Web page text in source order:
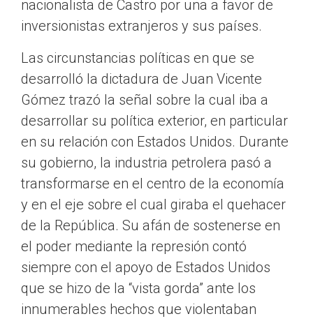
nacionalista de Castro por una a favor de
inversionistas extranjeros y sus países.
Las circunstancias políticas en que se
desarrolló la dictadura de Juan Vicente
Gómez trazó la señal sobre la cual iba a
desarrollar su política exterior, en particular
en su relación con Estados Unidos. Durante
su gobierno, la industria petrolera pasó a
transformarse en el centro de la economía
y en el eje sobre el cual giraba el quehacer
de la República. Su afán de sostenerse en
el poder mediante la represión contó
siempre con el apoyo de Estados Unidos
que se hizo de la “vista gorda” ante los
innumerables hechos que violentaban